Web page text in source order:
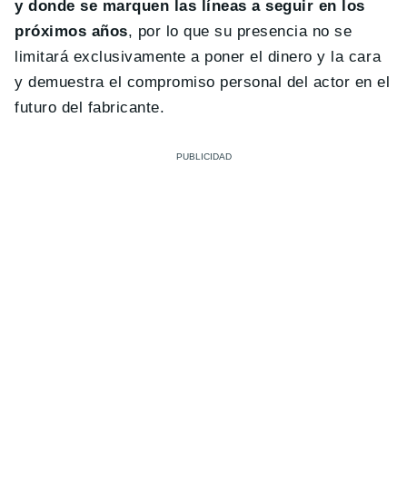
y donde se marquen las líneas a seguir en los
próximos años, por lo que su presencia no se
limitará exclusivamente a poner el dinero y la cara
y demuestra el compromiso personal del actor en el
futuro del fabricante.